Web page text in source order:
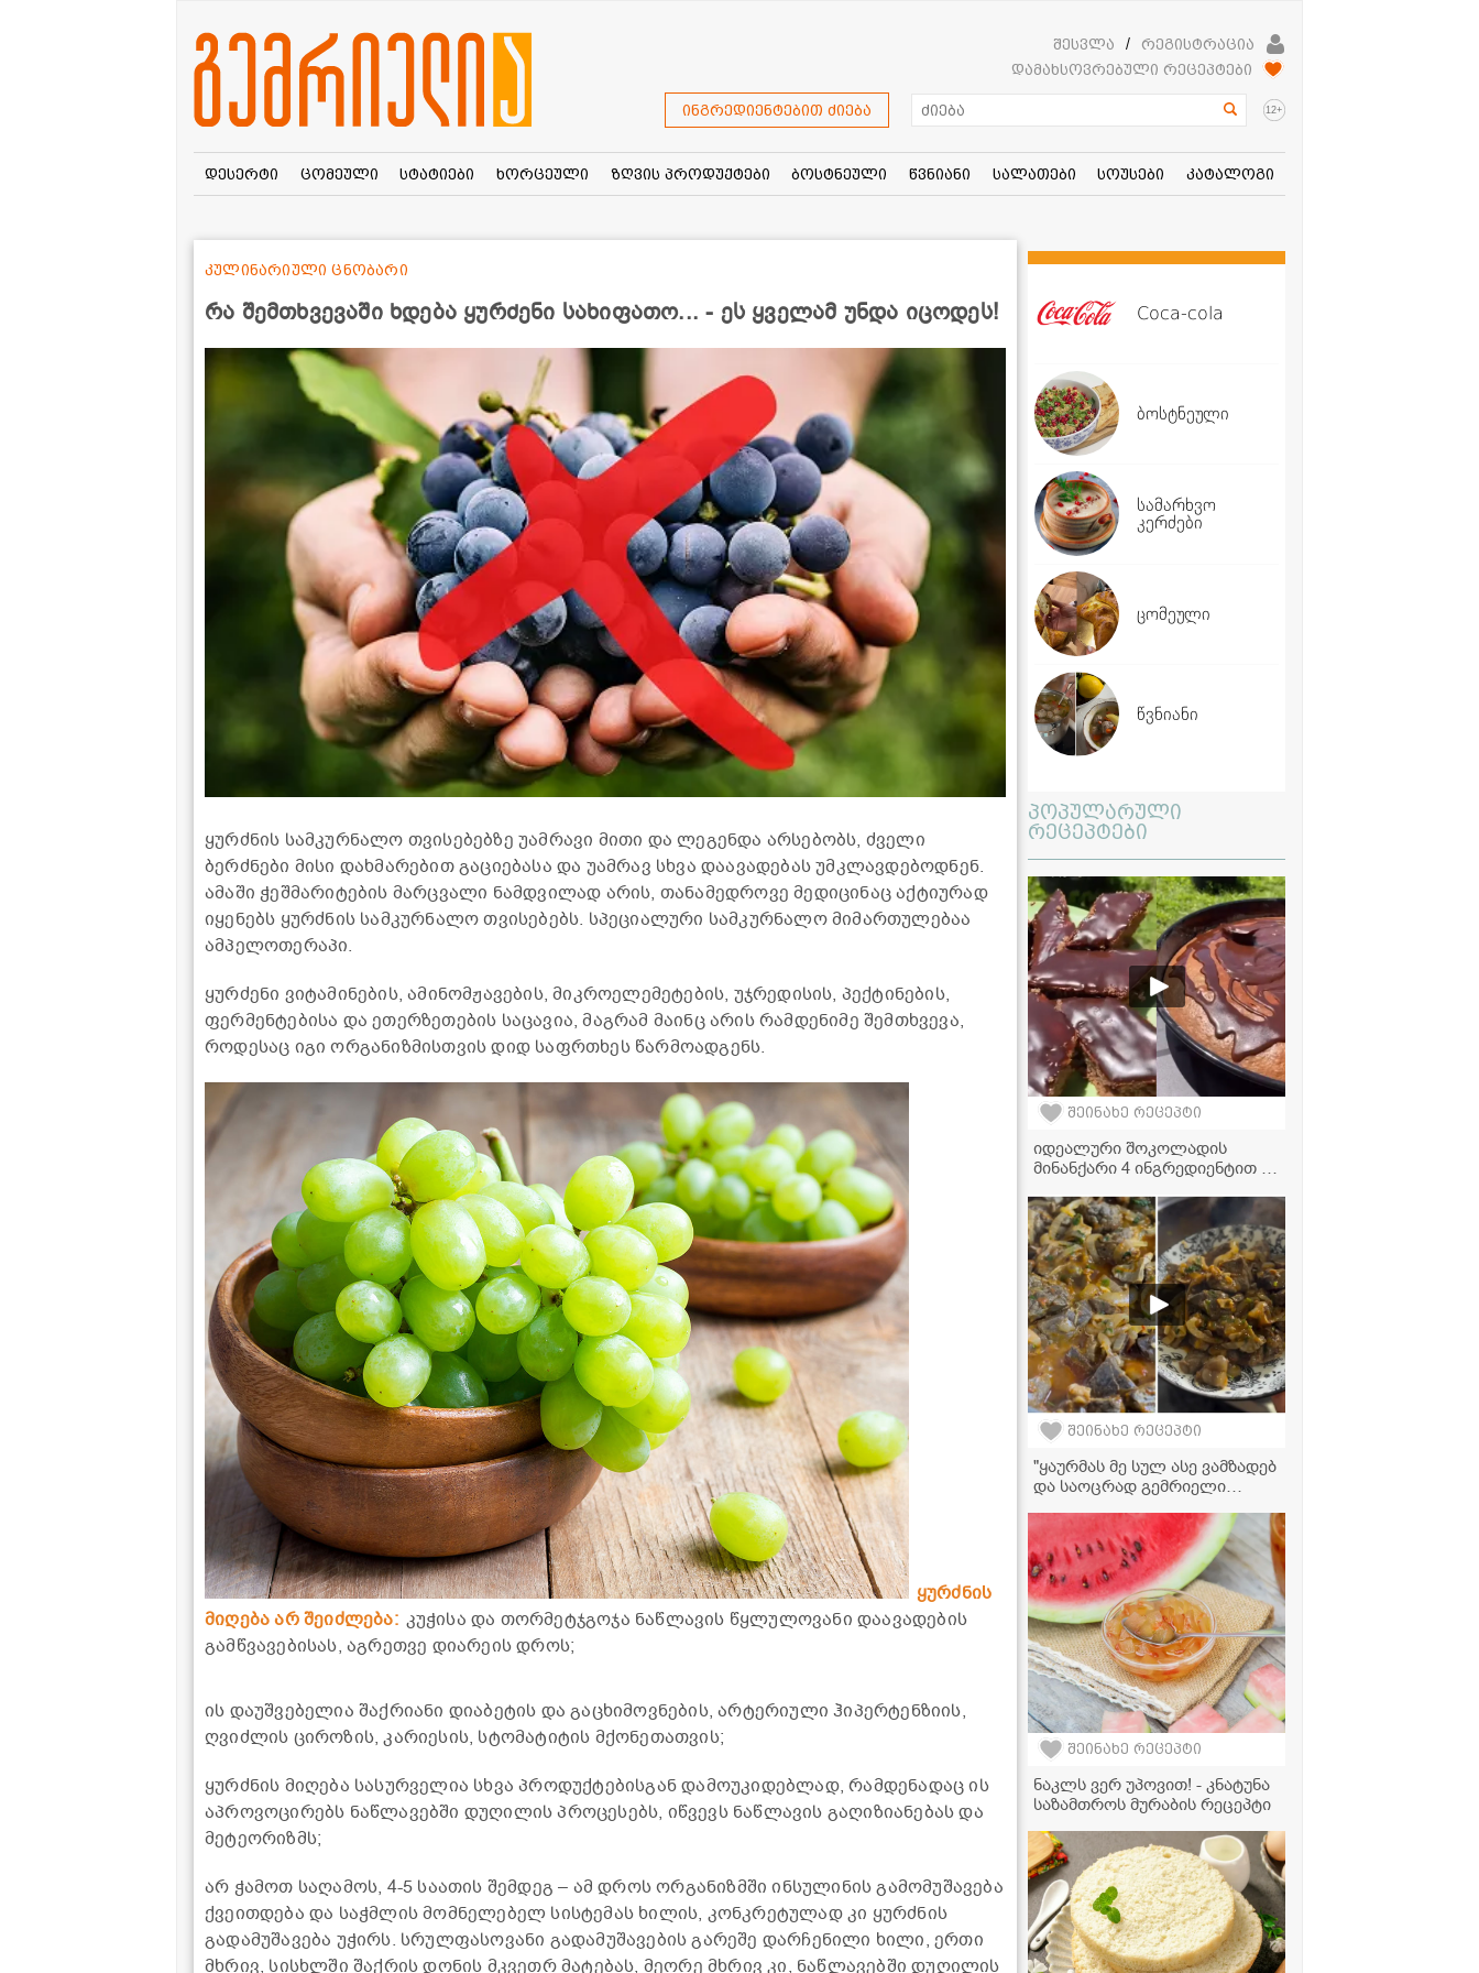
შესვლა /
რეგისტრაცია
დამახსოვრებული რეცეპტები
ინგრედიენტებით ძიება 12+
დესერტი ცომეული სტატიები ხორცეული ზღვის პროდუქტები ბოსტნეული წვნიანი სალათები სოუსები კატალოგი
რა შემთხვევაში ხდება ყურძენი სახიფათო... - ეს ყველამ უნდა იცოდეს!
კულინარიული ცნობარი
ყურძნის სამკურნალო თვისებებზე უამრავი მითი და ლეგენდა არსებობს, ძველი
ბერძნები მისი დახმარებით გაციებასა და უამრავ სხვა დაავადებას უმკლავდებოდნენ.
ამაში ჭეშმარიტების მარცვალი ნამდვილად არის, თანამედროვე მედიცინაც აქტიურად
იყენებს ყურძნის სამკურნალო თვისებებს. სპეციალური სამკურნალო მიმართულებაა
ამპელოთერაპი.
ყურძენი ვიტამინების, ამინომჟავების, მიკროელემეტების, უჯრედისის, პექტინების,
ფერმენტებისა და ეთერზეთების საცავია, მაგრამ მაინც არის რამდენიმე შემთხვევა,
როდესაც იგი ორგანიზმისთვის დიდ საფრთხეს წარმოადგენს.
ყურძნის
მიღება არ შეიძლება: კუჭისა და თორმეტჯგოჯა ნაწლავის წყლულოვანი დაავადების
გამწვავებისას, აგრეთვე დიარეის დროს;
ის დაუშვებელია შაქრიანი დიაბეტის და გაცხიმოვნების, არტერიული ჰიპერტენზიის,
ღვიძლის ციროზის, კარიესის, სტომატიტის მქონეთათვის;
ყურძნის მიღება სასურველია სხვა პროდუქტებისგან დამოუკიდებლად, რამდენადაც ის
აპროვოცირებს ნაწლავებში დუღილის პროცესებს, იწვევს ნაწლავის გაღიზიანებას და
მეტეორიზმს;
არ ჭამოთ საღამოს, 4-5 საათის შემდეგ – ამ დროს ორგანიზმში ინსულინის გამომუშავება
ქვეითდება და საჭმლის მომნელებელ სისტემას ხილის, კონკრეტულად კი ყურძნის
გადამუშავება უჭირს. სრულფასოვანი გადამუშავების გარეშე დარჩენილი ხილი, ერთი
მხრივ, სისხლში შაქრის დონის მკვეთრ მატებას, მეორე მხრივ კი, ნაწლავებში დუღილის
Coca-cola
ბოსტნეული
სამარხვო
კერძები
ცომეული
წვნიანი
პოპულარული
რეცეპტები
შეინახე რეცეპტი
იდეალური შოკოლადის
მინანქარი 4 ინგრედიენტით -
ნაზი და არასოდეს ხმება!
შეინახე რეცეპტი
"ყაურმას მე სულ ასე ვამზადებ
და საოცრად გემრიელი
ვიდეორეცეპტი
შეინახე რეცეპტი
ნაკლს ვერ უპოვით! - კნატუნა
საზამთროს მურაბის რეცეპტი